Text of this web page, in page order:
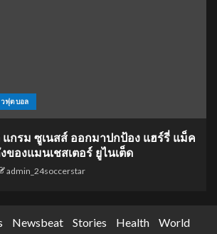
ฟุตบอล
กรม ซูเนสส์ ออกมาปกป้อง แฮร์รี่ แม็ค
ของแมนเชสเตอร์ ยูไนเต็ด
admin_24soccerstar
Newsbeat Stories Health World